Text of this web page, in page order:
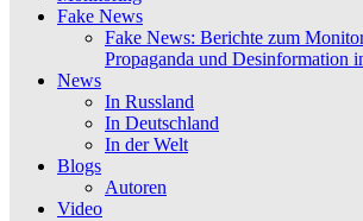
Fake News
Fake News: Berichte zum
Propaganda und Desinformation
News
In Russland
In Deutschland
In der Welt
Blogs
Autoren
Video